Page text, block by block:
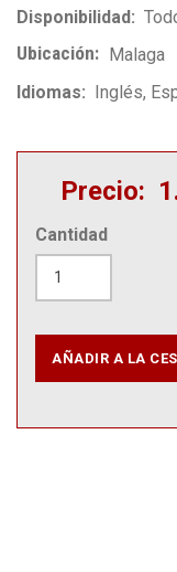
Disponibilidad
Ubicación
Malaga
Idiomas
Inglés
Precio
Cantidad